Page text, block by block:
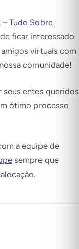
Tudo Sobre
ficar interessado
virtuais com
comunidade!
seus entes queridos
ótimo processo
a equipe de
sempre que